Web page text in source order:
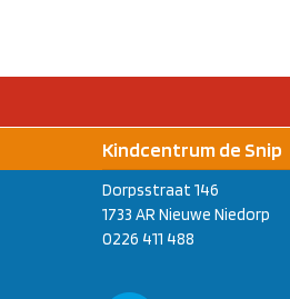
Kindcentrum de Snip
Dorpsstraat 146
1733 AR Nieuwe Niedorp
0226 411 488